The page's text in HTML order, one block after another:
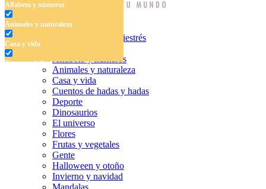
Alfabeto y números
Animales y naturaleza
Casa y vida
Cuentos de hadas y hadas
Frutas y vegetales
Dibujos para colorear antiestrés
Libros para colorear
Alfabeto y números
Animales y naturaleza
Casa y vida
Cuentos de hadas y hadas
Deporte
Dinosaurios
El universo
Flores
Frutas y vegetales
Gente
Halloween y otoño
Invierno y navidad
Mandalas